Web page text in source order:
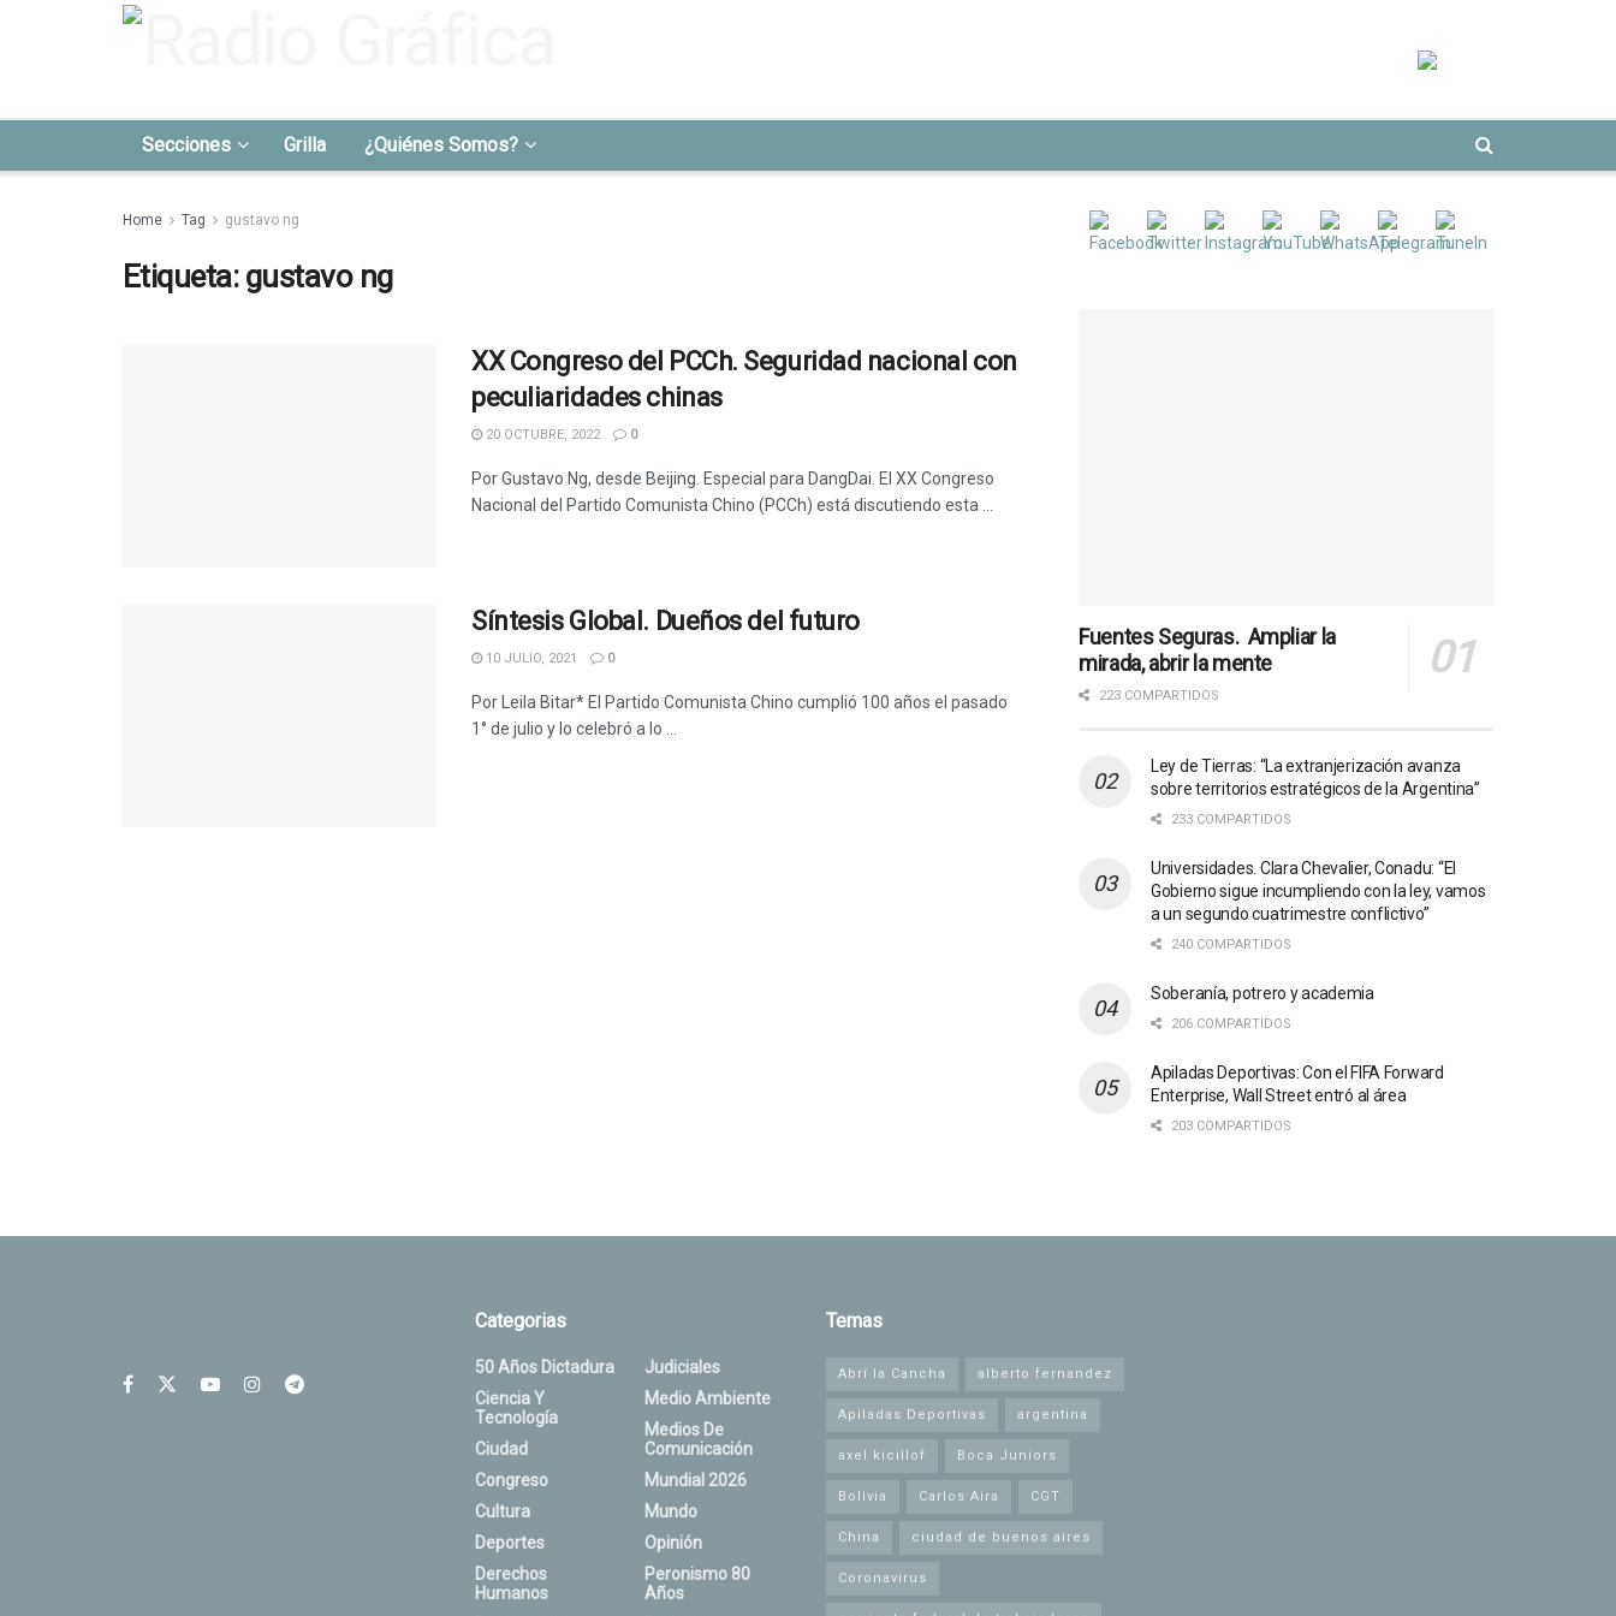
Secciones Grilla ¿Quiénes Somos?
Home Tag gustavo ng
Etiqueta: gustavo ng
XX Congreso del PCCh. Seguridad nacional con
peculiaridades chinas
20 OCTUBRE, 2022 0
Por Gustavo Ng, desde Beijing. Especial para DangDai. El XX Congreso
Nacional del Partido Comunista Chino (PCCh) está discutiendo esta ...
Síntesis Global. Dueños del futuro
10 JULIO, 2021 0
Por Leila Bitar* El Partido Comunista Chino cumplió 100 años el pasado
1° de julio y lo celebró a lo ...
Fuentes Seguras. Ampliar la
mirada, abrir la mente
223 COMPARTIDOS
Ley de Tierras: “La extranjerización avanza
sobre territorios estratégicos de la Argentina”
233 COMPARTIDOS
Universidades. Clara Chevalier, Conadu: “El
Gobierno sigue incumpliendo con la ley, vamos
a un segundo cuatrimestre conflictivo”
240 COMPARTIDOS
Soberanía, potrero y academia
206 COMPARTIDOS
Apiladas Deportivas: Con el FIFA Forward
Enterprise, Wall Street entró al área
203 COMPARTIDOS
Categorias
50 Años Dictadura
Ciencia Y
Tecnología
Ciudad
Congreso
Cultura
Deportes
Derechos
Humanos
Judiciales
Medio Ambiente
Medios De
Comunicación
Mundial 2026
Mundo
Opinión
Peronismo 80
Años
Temas
Abrí la Cancha alberto fernandez
Apiladas Deportivas argentina
axel kicillof Boca Juniors
Bolivia Carlos Aira CGT
China ciudad de buenos aires
Coronavirus